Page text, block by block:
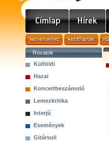
Rovatok
Külföldi
Hazai
Koncertbeszámoló
Lemezkritika
Interjú
Események
Gitársuli